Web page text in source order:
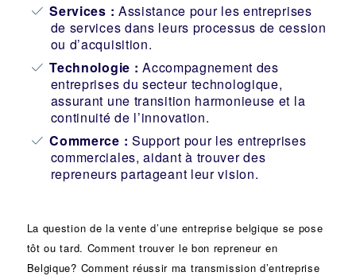
Services : Assistance pour les entreprises
de services dans leurs processus de cession
ou d’acquisition.
Technologie : Accompagnement des
entreprises du secteur technologique,
assurant une transition harmonieuse et la
continuité de l’innovation.
Commerce : Support pour les entreprises
commerciales, aidant à trouver des
repreneurs partageant leur vision.
La question de la vente d’une entreprise belgique se pose
tôt ou tard. Comment trouver le bon repreneur en
Belgique? Comment réussir ma transmission d’entreprise